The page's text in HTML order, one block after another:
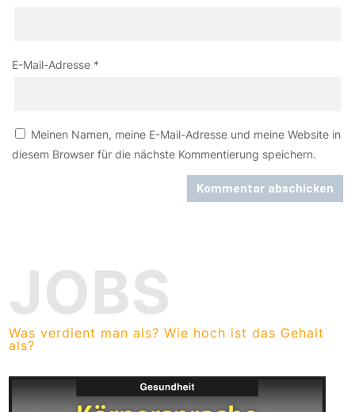
E-Mail-Adresse *
Meinen Namen, meine E-Mail-Adresse und meine Website in
diesem Browser für die nächste Kommentierung speichern.
Kommentar abschicken
JOBS
Was verdient man als? Wie hoch ist das Gehalt
als?